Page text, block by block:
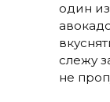
один
слежу
не